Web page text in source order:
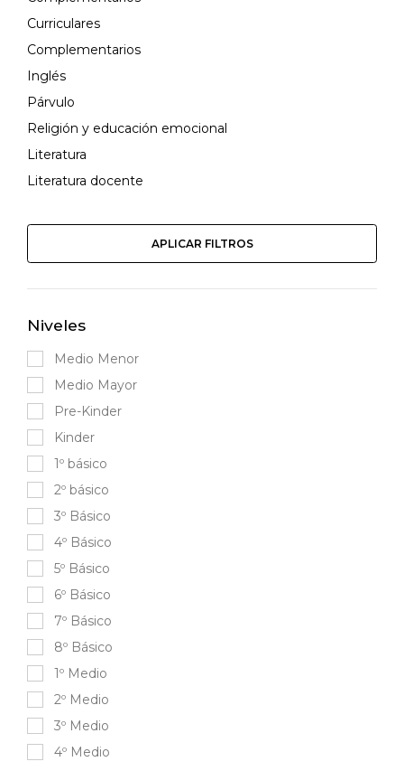
Curriculares
Complementarios
Inglés
Párvulo
Religión y educación emocional
Literatura
Literatura docente
APLICAR FILTROS
Niveles
Medio Menor
Medio Mayor
Pre-Kinder
Kinder
1º básico
2º básico
3º Básico
4º Básico
5º Básico
6º Básico
7º Básico
8º Básico
1º Medio
2º Medio
3º Medio
4º Medio